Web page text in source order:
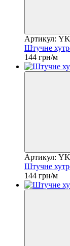
Артикул:
Штучне
144 грн/м
Артикул:
Штучне
144 грн/м